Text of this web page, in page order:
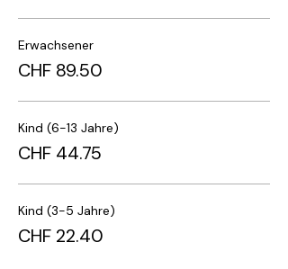
Erwachsener
CHF 89.50
Kind (6-13 Jahre)
CHF 44.75
Kind (3-5 Jahre)
CHF 22.40